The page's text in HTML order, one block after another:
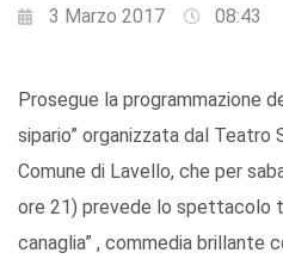
3 Marzo 2017 08:43
Prosegue la programmazione
sipario” organizzata dal Teatro
Comune di Lavello, che per
ore 21) prevede lo spettacolo
canaglia” , commedia brillante